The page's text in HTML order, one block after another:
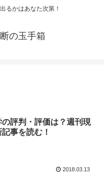
るかはあなた次第！
の玉手箱
の評判・評価は？週刊現
事を読む！
2018.03.13